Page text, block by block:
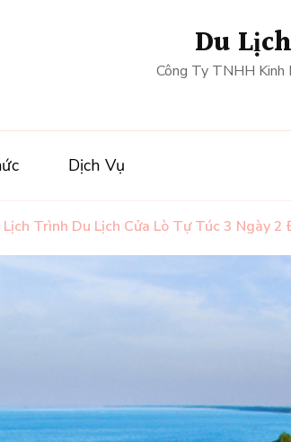
Du
Công Ty TNHH Kinh
Dịch Vụ
Lịch Trình Du Lịch Cửa Lò Tự Túc 3 Ngày 2